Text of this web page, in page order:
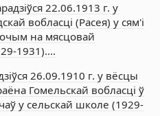
22.06.1913 г. у
вобласці (Расея) у сям'і
на мясцовай
1931).…
26.09.1910 г. у вёсцы
Гомельскай вобласці ў
у сельскай школе (1929-